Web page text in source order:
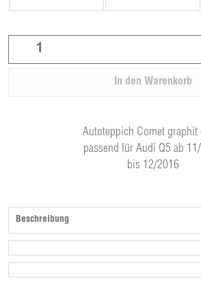
Autoteppich Comet graphit
passend für Audi Q5 ab
bis 12/2016
In den Warenkorb
Beschreibung